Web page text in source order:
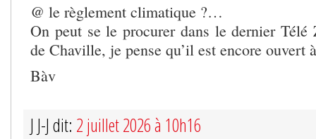
@ le règlement climatique ?…
On peut se le procurer dans le dernier
de Chaville, je pense qu’il est encore ouvert
Bàv
J J-J dit: 2 juillet 2026 à 10h16